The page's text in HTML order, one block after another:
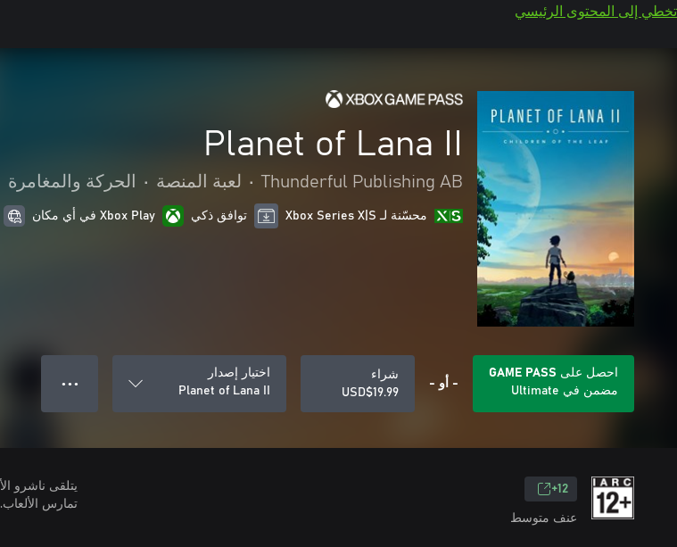
تخطي إلى المحتوى الرئيسي
Planet of Lana II
Thunderful Publishing AB
• لعبة المنصة • الحركة والمغامرة
محسّنة لـ Xbox Series X|S توافق ذكي Xbox Play في أي مكان
احصل على GAME PASS
مضمن في Ultimate
- أو -
شراء
USD$19.99
اختيار إصدار
Planet of Lana II
● ● ●
12+
عنف متوسط
تمارس الألعاب.